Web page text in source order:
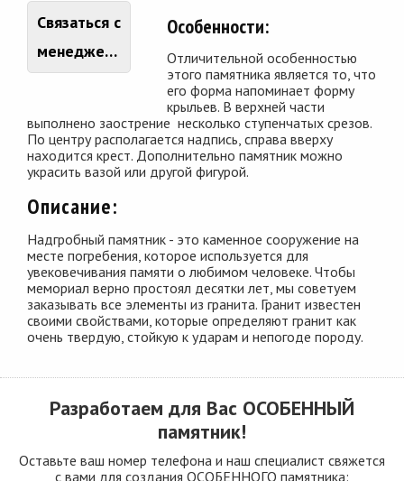
Связаться с
менеджером
Особенности:
Отличительной особенностью
этого памятника является то, что
его форма напоминает форму
крыльев. В верхней части
выполнено заострение несколько ступенчатых срезов.
По центру располагается надпись, справа вверху
находится крест. Дополнительно памятник можно
украсить вазой или другой фигурой.
Описание:
Надгробный памятник - это каменное сооружение на
месте погребения, которое используется для
увековечивания памяти о любимом человеке. Чтобы
мемориал верно простоял десятки лет, мы советуем
заказывать все элементы из гранита. Гранит известен
своими свойствами, которые определяют гранит как
очень твердую, стойкую к ударам и непогоде породу.
Разработаем для Вас ОСОБЕННЫЙ
памятник!
Оставьте ваш номер телефона и наш специалист свяжется
с вами для создания ОСОБЕННОГО памятника: